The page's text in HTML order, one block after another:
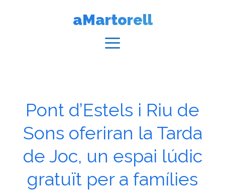
aMartorell
Pont d’Estels i Riu de
Sons oferiran la Tarda
de Joc, un espai lúdic
gratuït per a famílies